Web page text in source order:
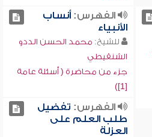
الفهرس:أنساب
الأنبياء
للشيخ: محمد الحسن الددو
الشنقيطي
جزء من محاضرة ( أسئلة عامة
[1])
الفهرس: تفضيل
طلب العلم على
العزلة